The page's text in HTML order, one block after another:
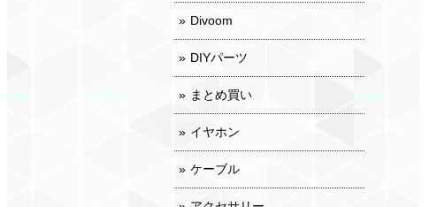
Divoom
DIYパーツ
まとめ買い
イヤホン
ケーブル